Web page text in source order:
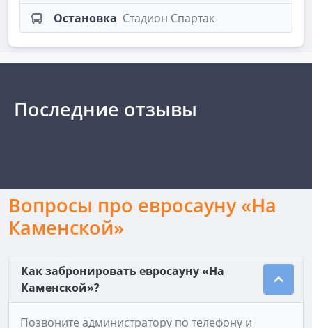
Остановка Стадион Спартак
Последние отзывы
Вопросы про евросауну «На
Каменской»
Как забронировать евросауну «На
Каменской»?
Позвоните администратору по телефону и